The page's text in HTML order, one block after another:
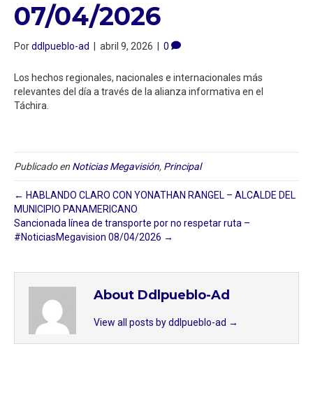
07/04/2026
Porddlpueblo-ad abril 9, 2026 0
Los hechos regionales, nacionales e internacionales más
relevantes del día a través de la alianza informativa en el
Táchira.
Publicado en Noticias Megavisión, Principal
← HABLANDO CLARO CON YONATHAN RANGEL – ALCALDE DEL
MUNICIPIO PANAMERICANO
Sancionada línea de transporte por no respetar ruta –
#NoticiasMegavision 08/04/2026 →
About Ddlpueblo-Ad
View all posts by ddlpueblo-ad →